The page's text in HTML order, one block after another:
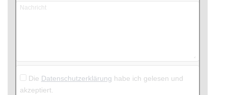
Nachricht
Die Datenschutzerklärung habe ich gelesen und
akzeptiert.